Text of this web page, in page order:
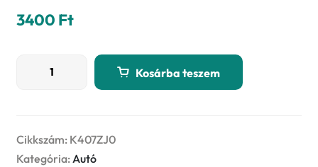
3400 Ft
műszerfal
ápoló
Kosárba teszem
Cikkszám: K407ZJ0
Kategória: Autó